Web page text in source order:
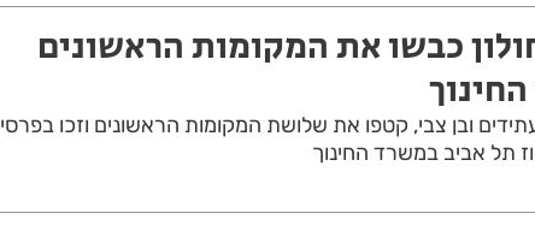
כבשו את המקומות הראשונים
ובן צבי, קטפו את שלושת המקומות הראשונים וזכו בפרסי
תל אביב במשרד החינוך